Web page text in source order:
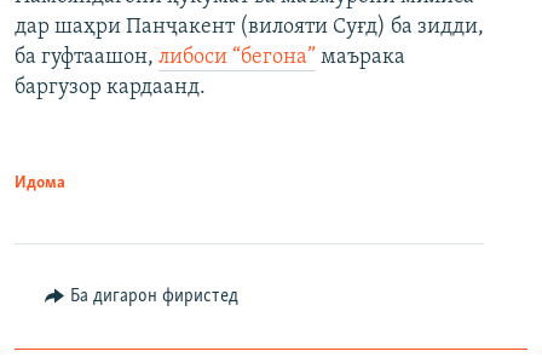
дар шаҳри Панҷакент (вилояти Суғд) ба зидди,
ба гуфтаашон, либоси “бегона” маърака
баргузор кардаанд.
Идома
Ба дигарон фиристед